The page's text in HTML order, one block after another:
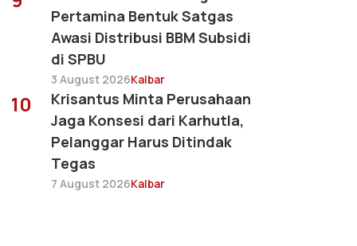
Pertamina Bentuk Satgas
Awasi Distribusi BBM Subsidi
di SPBU
3 August 2026Kalbar
10
Krisantus Minta Perusahaan
Jaga Konsesi dari Karhutla,
Pelanggar Harus Ditindak
Tegas
7 August 2026Kalbar